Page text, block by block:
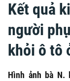
Kết quả
người
khỏi ô tô
Hình ảnh bà